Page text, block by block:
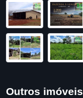
Outros imóveis